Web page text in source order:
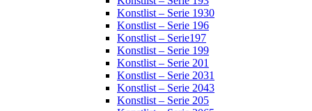
Konstlist – Serie 1930
Konstlist – Serie 196
Konstlist – Serie197
Konstlist – Serie 199
Konstlist – Serie 201
Konstlist – Serie 2031
Konstlist – Serie 2043
Konstlist – Serie 205